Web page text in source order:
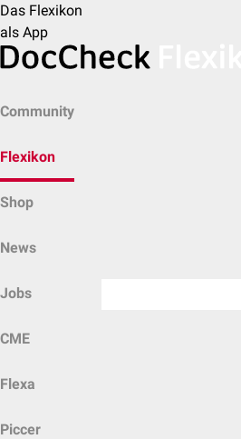
Das Flexikon
als App
Community
Flexikon
Shop
News
Jobs
CME
Flexa
Piccer